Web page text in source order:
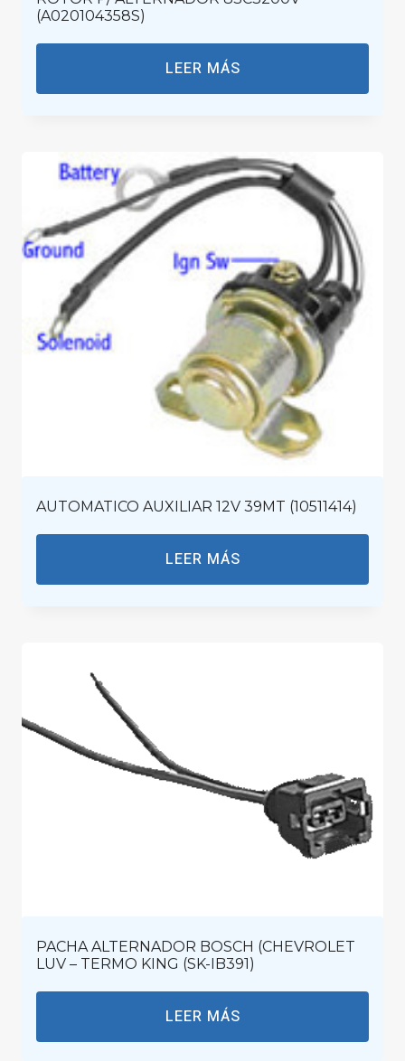
(A020104358S)
LEER MÁS
AUTOMATICO AUXILIAR 12V 39MT (10511414)
LEER MÁS
PACHA ALTERNADOR BOSCH (CHEVROLET
LUV – TERMO KING (SK-IB391)
LEER MÁS